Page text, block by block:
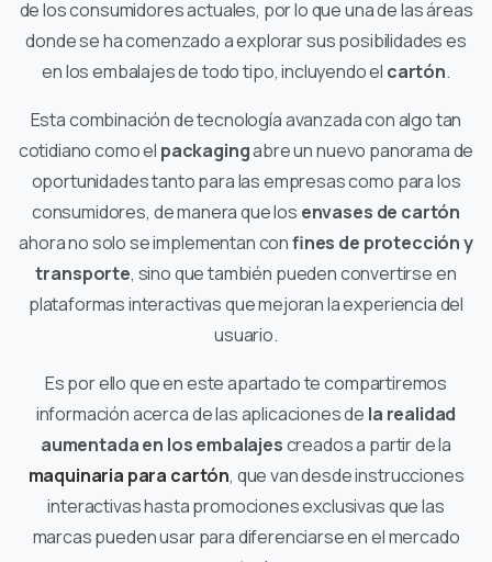
de los consumidores actuales, por lo que una de las áreas
donde se ha comenzado a explorar sus posibilidades es
en los embalajes de todo tipo, incluyendo el cartón.
Esta combinación de tecnología avanzada con algo tan
cotidiano como el packagingabre un nuevo panorama de
oportunidades tanto para las empresas como para los
consumidores, de manera que los envases de cartón
ahora no solo se implementan confines de protección y
transporte, sino que también pueden convertirse en
plataformas interactivas que mejoran la experiencia del
usuario.
Es por ello que en este apartado te compartiremos
información acerca de las aplicaciones de la realidad
aumentada en los embalajescreados a partir de la
maquinaria para cartón, que van desde instrucciones
interactivas hasta promociones exclusivas que las
marcas pueden usar para diferenciarse en el mercado